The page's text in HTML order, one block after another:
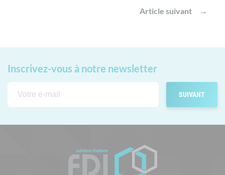
Article suivant
Inscrivez-vous à notre newsletter